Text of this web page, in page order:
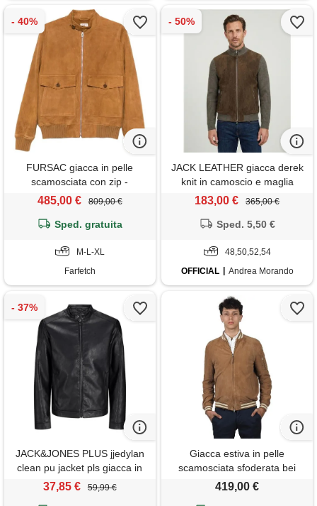
FURSAC giacca in pelle
scamosciata con zip -
marrone
485,00 € 809,00 €
Sped. gratuita
M-L-XL
Farfetch
JACK LEATHER giacca derek
knit in camoscio e maglia
verde militare
183,00 € 365,00 €
Sped. 5,50 €
48,50,52,54
OFFICIAL
Andrea Morando
JACK&JONES PLUS jjedylan
clean pu jacket pls giacca in
pelle, nero, 3xl, nero, xxxl
37,85 € 59,99 €
Giacca estiva in pelle
scamosciata sfoderata bei
419,00 €